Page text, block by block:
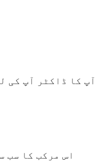
آپ کا ڈاکٹر آپ کی
اس مرکب کا سب